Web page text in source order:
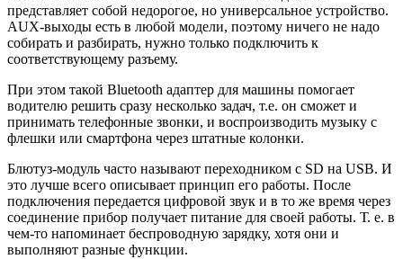
представляет собой недорогое, но универсальное устройство.
AUX-выходы есть в любой модели, поэтому ничего не надо
собирать и разбирать, нужно только подключить к
соответствующему разъему.
При этом такой Bluetooth адаптер для машины помогает
водителю решить сразу несколько задач, т.е. он сможет и
принимать телефонные звонки, и воспроизводить музыку с
флешки или смартфона через штатные колонки.
Блютуз-модуль часто называют переходником с SD на USB. И
это лучше всего описывает принцип его работы. После
подключения передается цифровой звук и в то же время через
соединение прибор получает питание для своей работы. Т. е. в
чем-то напоминает беспроводную зарядку, хотя они и
выполняют разные функции.